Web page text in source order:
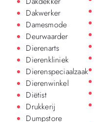
Dakwerker
Damesmode
Deurwaarder
Dierenarts
Dierenkliniek
Dierenspeciaalzaak
Dierenwinkel
Diëtist
Drukkerij
Dumpstore